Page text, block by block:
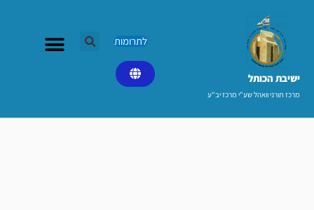
ישיבת הכותל​
מרכז תורני וואהל שע"י מרכז יב"ע
לתרומות